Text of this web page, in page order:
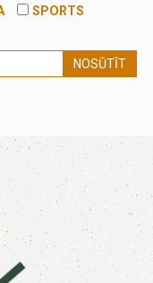
SPORTS
NOSŪTĪT